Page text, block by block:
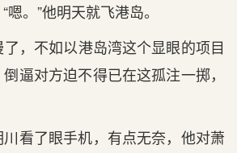
。”他明天就飞港岛。
，不‌如以港岛湾这个显眼的项目
逼对方迫不‌得已在这孤注一掷，
看了眼手机，有点无奈，他对萧